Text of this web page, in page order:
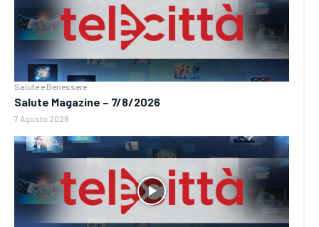
Salute e Benessere
Salute Magazine – 7/8/2026
7 Agosto 2026